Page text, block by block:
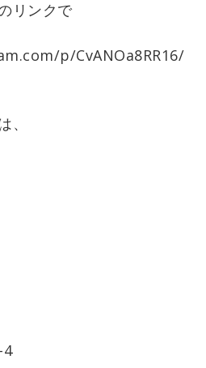
リンクで
p/CvANOa8RR16/
、
4